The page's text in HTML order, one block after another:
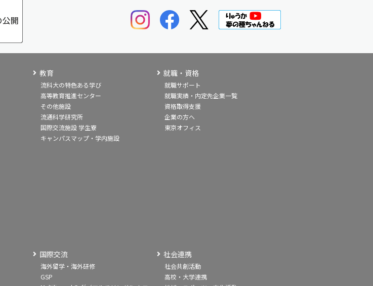
教育
流科大の特色ある学び
高等教育推進センター
その他施設
流通科学研究所
国際交流施設 学生寮
キャンパスマップ・学内施設
就職・資格
就職サポート
就職実績・内定先企業一覧
資格取得支援
企業の方へ
東京オフィス
国際交流
海外留学・海外研修
GSP
社会連携
社会共創活動
高校・大学連携